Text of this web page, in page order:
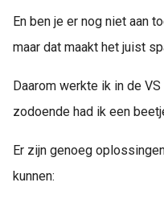
En ben je er nog niet aan
maar dat maakt het juist
Daarom werkte ik in de
zodoende had ik een
Er zijn genoeg
kunnen: